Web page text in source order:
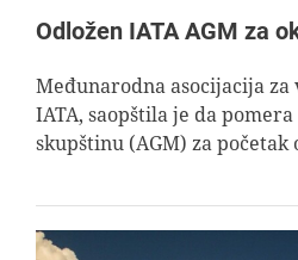
Odložen IATA AGM za
Međunarodna asocijacija za
IATA, saopštila je da
skupštinu (AGM) za početak